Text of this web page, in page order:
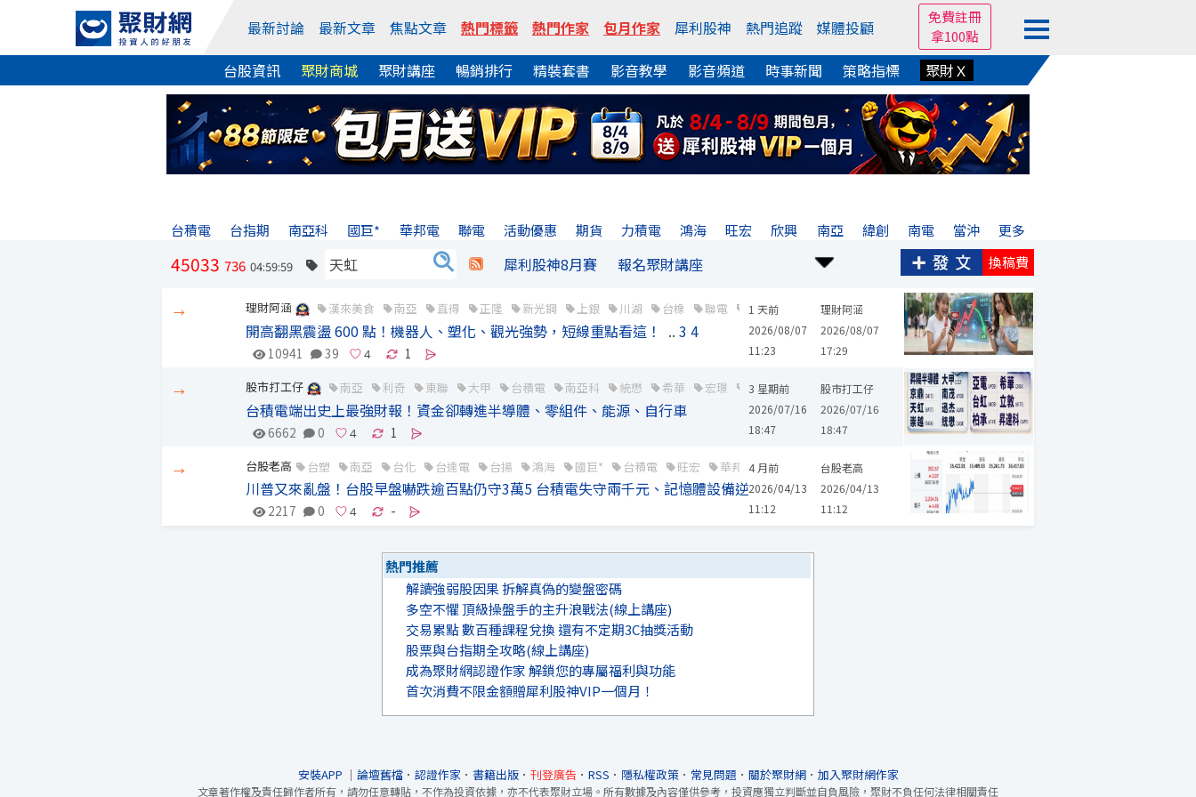
最新討論 最新文章 焦點文章 熱門標籤 熱門作家 包月作家 犀利股神 熱門追蹤 媒體投顧
免費註冊
拿100點
台股資訊 聚財商城 聚財講座 暢銷排行 精裝套書 影音教學 影音頻道 時事新聞 策略指標 聚財Ｘ
台積電 台指期 南亞科 國巨* 華邦電 聯電 活動優惠 期貨 力積電 鴻海 旺宏 欣興 南亞 緯創 南電 當沖 更多
45033 736 04:59:59 犀利股神8月賽 報名聚財講座 換稿費
→ 理財阿涵 漢來美食 南亞 直得 正隆 新光鋼 上銀 川湖 台橡 聯電 台達電 國巨* 台積電 旺宏 華邦電 智邦
1 天前
2026/08/07
11:23
開高翻黑震盪 600 點！機器人、塑化、觀光強勢，短線重點看這！ ..3 4
10941 39 1
理財阿涵
2026/08/07
17:29
→ 股市打工仔 南亞 利奇 東聯 大甲 台積電 南亞科 統懋 希華 宏璟 京鼎 昇達科 慶騰 磐亞 亞電 桂盟
3 星期前
2026/07/16
18:47
台積電端出史上最強財報！資金卻轉進半導體、零組件、能源、自行車
6662 0 1
股市打工仔
2026/07/16
18:47
→ 台股老高 台塑 南亞 台化 台達電 台揚 鴻海 國巨* 台積電 旺宏 華邦電 正崴 南亞科 建漢 弘塑 辛耘
4 月前
2026/04/13
11:12
川普又來亂盤！台股早盤嚇跌逾百點仍守3萬5 台積電失守兩千元、記憶體設備逆勢衝
2217 0 -
台股老高
2026/04/13
11:12
熱門推薦
解讀強弱股因果 拆解真偽的變盤密碼
多空不懼 頂級操盤手的主升浪戰法(線上講座)
交易累點 數百種課程兌換 還有不定期3C抽獎活動
股票與台指期全攻略(線上講座)
成為聚財網認證作家 解鎖您的專屬福利與功能
首次消費不限金額贈犀利股神VIP一個月！
安裝APP ｜ 論壇舊檔． 認證作家． 書籍出版． 刊登廣告 ． RSS ． 隱私權政策． 常見問題 ． 關於聚財網． 加入聚財網作家
文章著作權及責任歸作者所有，請勿任意轉貼，不作為投資依據，亦不代表聚財立場。所有數據及內容僅供參考，投資應獨立判斷並自負風險，聚財不負任何法律相關責任